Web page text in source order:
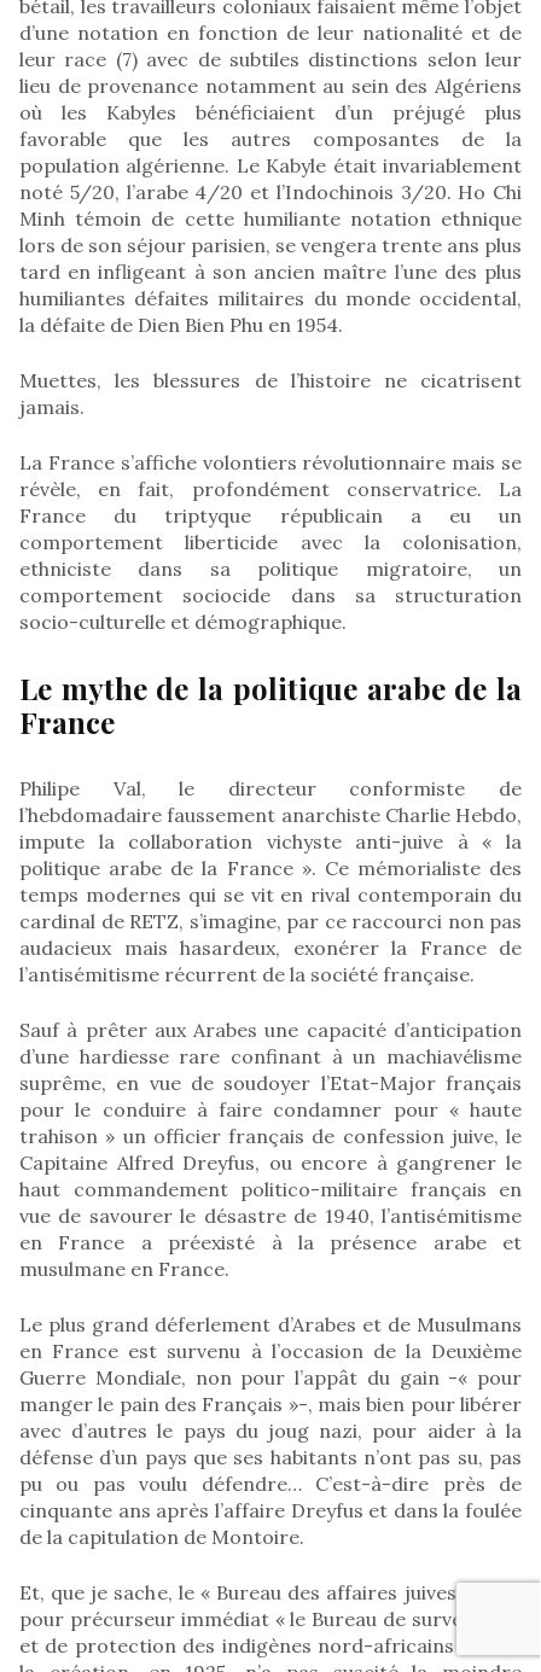
bétail, les travailleurs coloniaux faisaient même l’objet
d’une notation en fonction de leur nationalité et de
leur race (7) avec de subtiles distinctions selon leur
lieu de provenance notamment au sein des Algériens
où les Kabyles bénéficiaient d’un préjugé plus
favorable que les autres composantes de la
population algérienne. Le Kabyle était invariablement
noté 5/20, l’arabe 4/20 et l’Indochinois 3/20. Ho Chi
Minh témoin de cette humiliante notation ethnique
lors de son séjour parisien, se vengera trente ans plus
tard en infligeant à son ancien maître l’une des plus
humiliantes défaites militaires du monde occidental,
la défaite de Dien Bien Phu en 1954.
Muettes, les blessures de l’histoire ne cicatrisent
jamais.
La France s’affiche volontiers révolutionnaire mais se
révèle, en fait, profondément conservatrice. La
France du triptyque républicain a eu un
comportement liberticide avec la colonisation,
ethniciste dans sa politique migratoire, un
comportement sociocide dans sa structuration
socio-culturelle et démographique.
Le mythe de la politique arabe de la
France
Philipe Val, le directeur conformiste de
l’hebdomadaire faussement anarchiste Charlie Hebdo,
impute la collaboration vichyste anti-juive à « la
politique arabe de la France ». Ce mémorialiste des
temps modernes qui se vit en rival contemporain du
cardinal de RETZ, s’imagine, par ce raccourci non pas
audacieux mais hasardeux, exonérer la France de
l’antisémitisme récurrent de la société française.
Sauf à prêter aux Arabes une capacité d’anticipation
d’une hardiesse rare confinant à un machiavélisme
suprême, en vue de soudoyer l’Etat-Major français
pour le conduire à faire condamner pour « haute
trahison » un officier français de confession juive, le
Capitaine Alfred Dreyfus, ou encore à gangrener le
haut commandement politico-militaire français en
vue de savourer le désastre de 1940, l’antisémitisme
en France a préexisté à la présence arabe et
musulmane en France.
Le plus grand déferlement d’Arabes et de Musulmans
en France est survenu à l’occasion de la Deuxième
Guerre Mondiale, non pour l’appât du gain -« pour
manger le pain des Français »-, mais bien pour libérer
avec d’autres le pays du joug nazi, pour aider à la
défense d’un pays que ses habitants n’ont pas su, pas
pu ou pas voulu défendre… C’est-à-dire près de
cinquante ans après l’affaire Dreyfus et dans la foulée
de la capitulation de Montoire.
Et, que je sache, le « Bureau des affaires juives », a eu
pour précurseur immédiat « le Bureau de surveillance
et de protection des indigènes nord-africains » dont